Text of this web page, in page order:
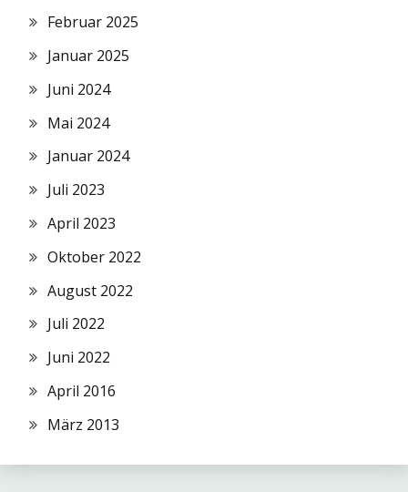
Februar 2025
Januar 2025
Juni 2024
Mai 2024
Januar 2024
Juli 2023
April 2023
Oktober 2022
August 2022
Juli 2022
Juni 2022
April 2016
März 2013